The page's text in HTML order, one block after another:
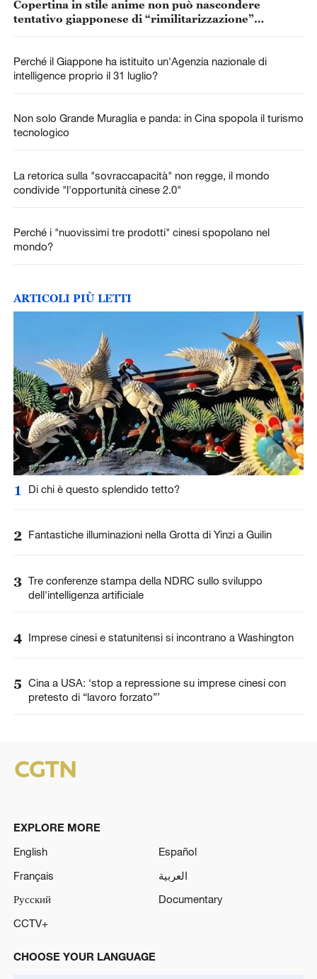
Copertina in stile anime non può nascondere
tentativo giapponese di “rimilitarizzazione”
Perché il Giappone ha istituito un'Agenzia nazionale di
intelligence proprio il 31 luglio?
Non solo Grande Muraglia e panda: in Cina spopola il turismo
tecnologico
La retorica sulla "sovraccapacità" non regge, il mondo
condivide "l'opportunità cinese 2.0"
Perché i "nuovissimi tre prodotti" cinesi spopolano nel
mondo?
ARTICOLI PIÙ LETTI
1 Di chi è questo splendido tetto?
2 Fantastiche illuminazioni nella Grotta di Yinzi a Guilin
3 Tre conferenze stampa della NDRC sullo sviluppo
dell'intelligenza artificiale
4 Imprese cinesi e statunitensi si incontrano a Washington
5 Cina a USA: ‘stop a repressione su imprese cinesi con
pretesto di “lavoro forzato”’
EXPLORE MORE
English
Español
Français
العربية
Русский
Documentary
CCTV+
CHOOSE YOUR LANGUAGE